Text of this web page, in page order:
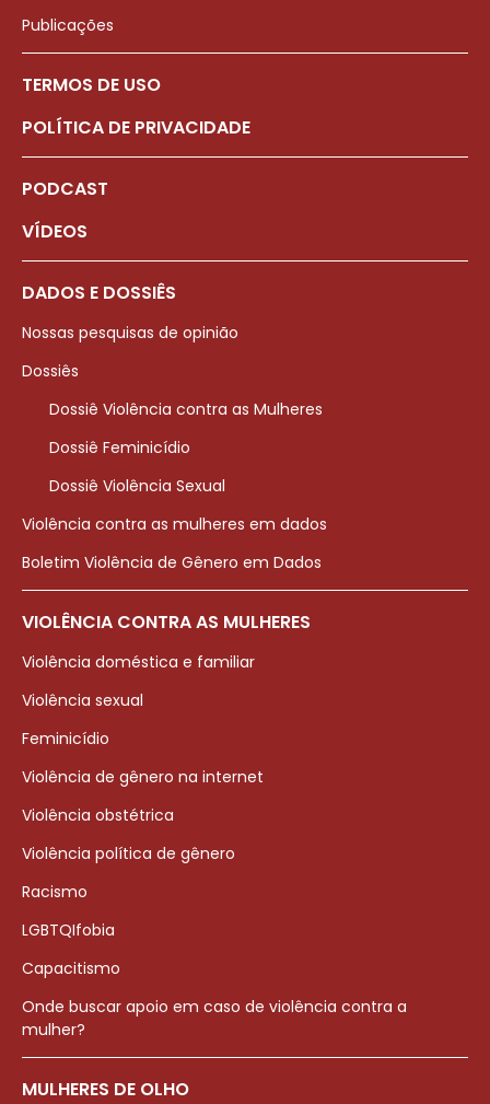
Publicações
TERMOS DE USO
POLÍTICA DE PRIVACIDADE
PODCAST
VÍDEOS
DADOS E DOSSIÊS
Nossas pesquisas de opinião
Dossiês
Dossiê Violência contra as Mulheres
Dossiê Feminicídio
Dossiê Violência Sexual
Violência contra as mulheres em dados
Boletim Violência de Gênero em Dados
VIOLÊNCIA CONTRA AS MULHERES
Violência doméstica e familiar
Violência sexual
Feminicídio
Violência de gênero na internet
Violência obstétrica
Violência política de gênero
Racismo
LGBTQIfobia
Capacitismo
Onde buscar apoio em caso de violência contra a
mulher?
MULHERES DE OLHO